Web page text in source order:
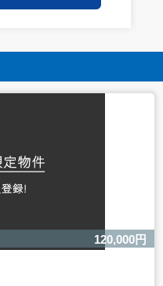
切な管理を実施させま
の個人情報の開示等（利
・追加・削除、利用の停
停止）に関して、下記の
ができます。その際、当
ただいたうえで、合理的
合せ窓口
※弊社公休日を除く120,000円